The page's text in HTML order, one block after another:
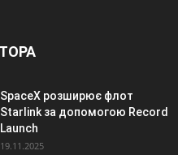
SpaceX розширює флот
Starlink за допомогою Record
Launch
19.11.2025